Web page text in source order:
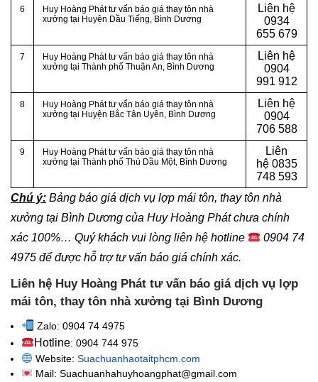
6
Huy Hoàng Phát tư vấn báo giá thay tôn nhà
xưởng tại Huyện Dầu Tiếng, Bình Dương
Liên hệ
0934
655 679
7
Huy Hoàng Phát tư vấn báo giá thay tôn nhà
xưởng tại Thành phố Thuận An, Bình Dương
Liên hệ
0904
991 912
8
Huy Hoàng Phát tư vấn báo giá thay tôn nhà
xưởng tại Huyện Bắc Tân Uyên, Bình Dương
Liên hệ
0904
706 588
9
Huy Hoàng Phát tư vấn báo giá thay tôn nhà
xưởng tại Thành phố Thủ Dầu Một, Bình Dương
Liên
hệ0835
748 593
Chú ý: Bảng báo giá dịch vụ lợp mái tôn, thay tôn nhà
xưởng tại Bình Dương của Huy Hoàng Phát chưa chính
xác 100%… Quý khách vui lòng liên hệ hotline
0904 74
4975 để được hỗ trợ tư vấn báo giá chính xác.
Liên hệ Huy Hoàng Phát tư vấn báo giá dịch vụ lợp
mái tôn, thay tôn nhà xưởng tại Bình Dương
Zalo: 0904 74 4975
Hotline: 0904 744 975
Website: Suachuanhaotaitphcm.com
Mail: Suachuanhahuyhoangphat@gmail.com